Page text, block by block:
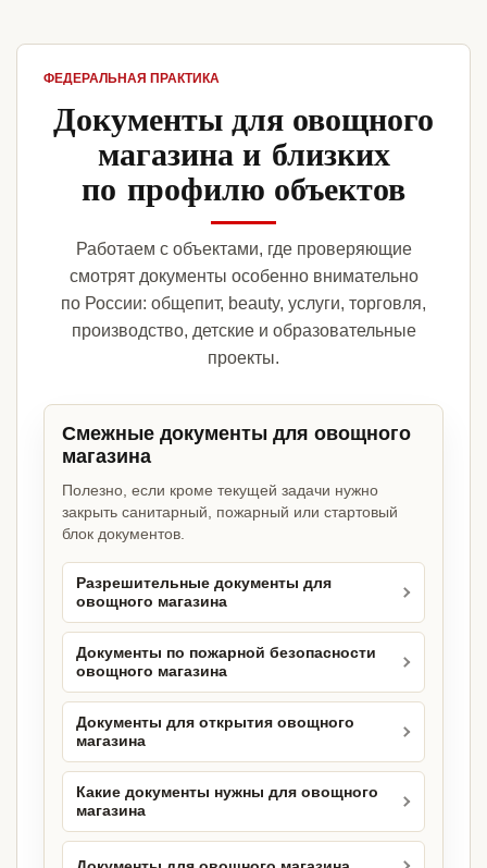
ФЕДЕРАЛЬНАЯ ПРАКТИКА
Документы для овощного
магазина и близких
по профилю объектов
Работаем с объектами, где проверяющие
смотрят документы особенно внимательно
по России: общепит, beauty, услуги, торговля,
производство, детские и образовательные
проекты.
Смежные документы для овощного
магазина
Полезно, если кроме текущей задачи нужно
закрыть санитарный, пожарный или стартовый
блок документов.
Разрешительные документы для
овощного магазина
Документы по пожарной безопасности
овощного магазина
Документы для открытия овощного
магазина
Какие документы нужны для овощного
магазина